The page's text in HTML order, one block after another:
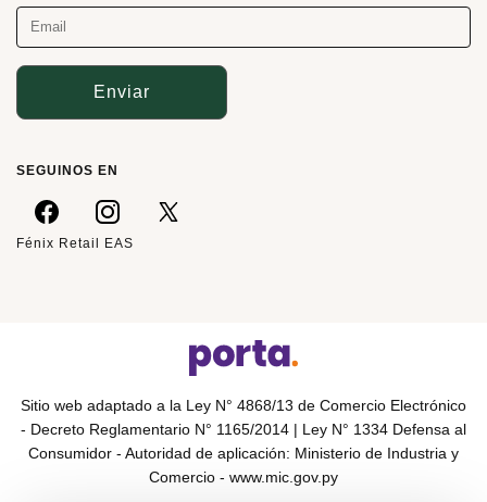
Enviar
SEGUINOS EN
Fénix Retail EAS
Sitio web adaptado a la Ley N° 4868/13 de Comercio Electrónico
- Decreto Reglamentario N° 1165/2014 | Ley N° 1334 Defensa al
Consumidor - Autoridad de aplicación: Ministerio de Industria y
Comercio - www.mic.gov.py